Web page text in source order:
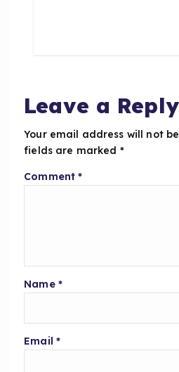
o
k
p
Leave a Reply
Your email address will not
fields are marked *
Comment*
Name *
Email *